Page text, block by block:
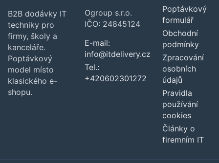
B2B dodávky IT
techniky pro
firmy, školy a
kanceláře.
Poptávkový
model místo
klasického e-
shopu.
Ogroup s.r.o.
IČO: 24845124
E-mail:
info@itdelivery.cz
Tel.:
+420602301272
Poptávkový
formulář
Obchodní
podmínky
Zpracování
osobních
údajů
Pravidla
používání
cookies
Články o
firemním IT